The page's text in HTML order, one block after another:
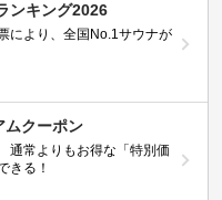
ンキング2026
により、全国No.1サウナが
ムクーポン
常よりもお得な「特別価
きる！